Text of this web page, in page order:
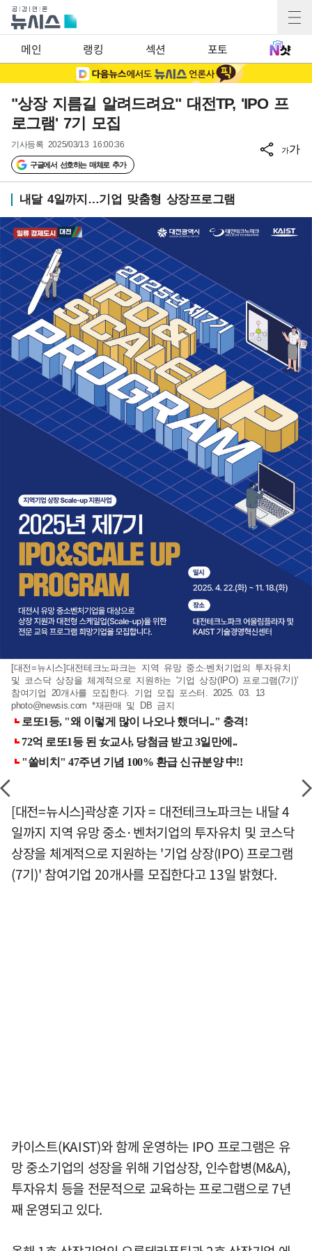
메인 랭킹 섹션 포토
"상장 지름길 알려드려요" 대전TP, 'IPO 프
로그램' 7기 모집
기사등록 2025/03/13 16:00:36
구글에서 선호하는 매체로 추가
가가
내달 4일까지…기업 맞춤형 상장프로그램
[대전=뉴시스]대전테크노파크는 지역 유망 중소·벤처기업의 투자유치
및 코스닥 상장을 체계적으로 지원하는 '기업 상장(IPO) 프로그램(7기)'
참여기업 20개사를 모집한다. 기업 모집 포스터. 2025. 03. 13
photo@newsis.com *재판매 및 DB 금지
[대전=뉴시스]곽상훈 기자 = 대전테크노파크는 내달 4
일까지 지역 유망 중소·벤처기업의 투자유치 및 코스닥
상장을 체계적으로 지원하는 '기업 상장(IPO) 프로그램
(7기)' 참여기업 20개사를 모집한다고 13일 밝혔다.
카이스트(KAIST)와 함께 운영하는 IPO 프로그램은 유
망 중소기업의 성장을 위해 기업상장, 인수합병(M&A),
투자유치 등을 전문적으로 교육하는 프로그램으로 7년
째 운영되고 있다.